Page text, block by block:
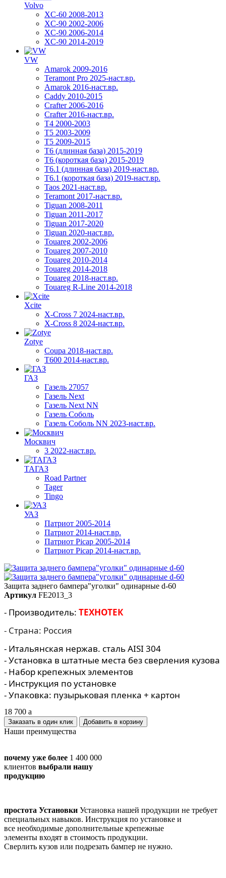
Volvo
XC-60 2008-2013
XC-90 2002-2006
XC-90 2006-2014
XC-90 2014-2019
VW
Amarok 2009-2016
Teramont Pro 2025-наст.вр.
Amarok 2016-наст.вр.
Caddy 2010-2015
Crafter 2006-2016
Crafter 2016-наст.вр.
T4 2000-2003
T5 2003-2009
T5 2009-2015
T6 (длинная база) 2015-2019
Т6 (короткая база) 2015-2019
T6.1 (длинная база) 2019-наст.вр.
T6.1 (короткая база) 2019-наст.вр.
Taos 2021-наст.вр.
Teramont 2017-наст.вр.
Tiguan 2008-2011
Tiguan 2011-2017
Tiguan 2017-2020
Tiguan 2020-наст.вр.
Touareg 2002-2006
Touareg 2007-2010
Touareg 2010-2014
Touareg 2014-2018
Touareg 2018-наст.вр.
Touareg R-Line 2014-2018
Xcite
X-Cross 7 2024-наст.вр.
X-Cross 8 2024-наст.вр.
Zotye
Coupa 2018-наст.вр.
T600 2014-наст.вр.
ГАЗ
Газель 27057
Газель Next
Газель Next NN
Газель Соболь
Газель Соболь NN 2023-наст.вр.
Москвич
3 2022-наст.вр.
ТАГАЗ
Road Partner
Tager
Tingo
УАЗ
Патриот 2005-2014
Патриот 2014-наст.вр.
Патриот Picap 2005-2014
Патриот Picap 2014-наст.вр.
Защита заднего бампера"уголки" одинарные d-60
Артикул FE2013_3
- Производитель: ТЕХНОТЕК
- Страна: Россия
- Итальянская нержав. сталь AISI 304
- Установка в штатные места без сверления кузова
- Набор крепежных элементов
- Инструкция по установке
- Упаковка: пузырьковая пленка + картон
18 700 a
Заказать в один клик
Наши преимущества
почему уже более 1 400 000
клиентов выбрали нашу
продукцию
простота Установки Установка нашей продукции не требует
специальных навыков. Инструкция по установке и
все необходимые дополнительные крепежные
элементы входят в стоимость продукции.
Сверлить кузов или подрезать бампер не нужно.